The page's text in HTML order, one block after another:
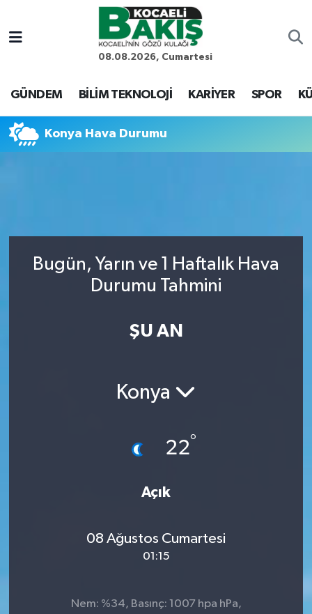
08.08.2026, Cumartesi
GÜNDEM BİLİM TEKNOLOJİ KARİYER SPOR
Konya Hava Durumu
Bugün, Yarın ve 1 Haftalık Hava
Durumu Tahmini
ŞU AN
Konya
22°
Açık
08 Ağustos Cumartesi
01:15
Nem: %34, Basınç: 1007 hpa hPa,
Kocaeli Nöbetçi Eczaneler
Kocaeli Hava Durumu
Haber Arşivi